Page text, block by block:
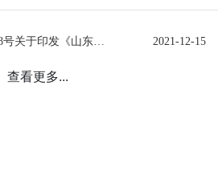
2021-12-15
查看更多...